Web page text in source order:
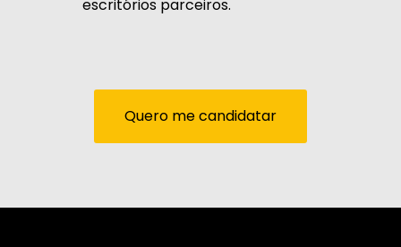
escritórios parceiros.
Quero me candidatar